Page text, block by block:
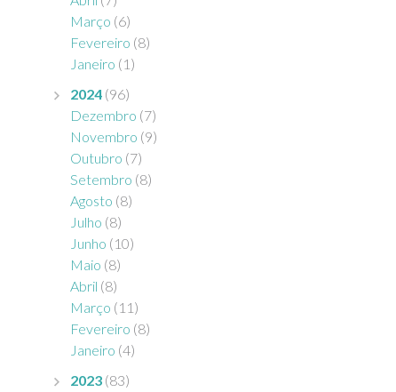
Março (6)
Fevereiro (8)
Janeiro (1)
2024 (96)
Dezembro (7)
Novembro (9)
Outubro (7)
Setembro (8)
Agosto (8)
Julho (8)
Junho (10)
Maio (8)
Abril (8)
Março (11)
Fevereiro (8)
Janeiro (4)
2023 (83)